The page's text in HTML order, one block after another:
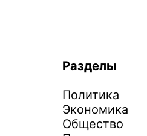
Разделы
Политика
Экономика
Общество